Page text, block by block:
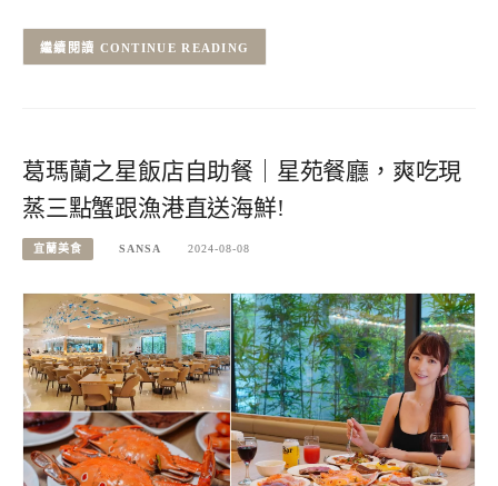
CONTINUE READING
葛瑪蘭之星飯店自助餐｜星苑餐廳，爽吃現
蒸三點蟹跟漁港直送海鮮!
宜蘭美食 SANSA 2024-08-08